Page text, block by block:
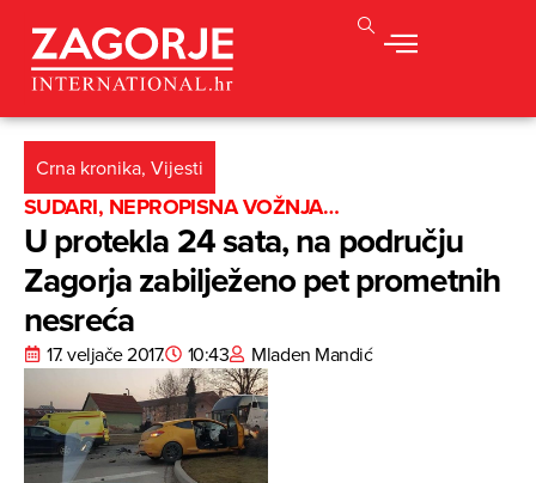
Crna kronika, Vijesti
SUDARI, NEPROPISNA VOŽNJA…
U protekla 24 sata, na području
Zagorja zabilježeno pet prometnih
nesreća
17. veljače 2017. 10:43 Mladen Mandić